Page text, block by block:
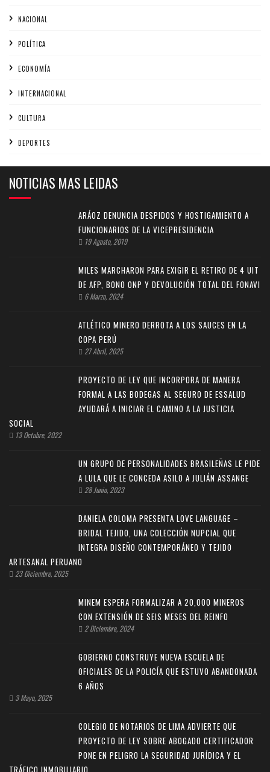
NACIONAL
POLÍTICA
ECONOMÍA
INTERNACIONAL
CULTURA
DEPORTES
NOTICIAS MAS LEIDAS
ARÁOZ DENUNCIA DESPIDOS Y HOSTIGAMIENTO A
FUNCIONARIOS DE LA VICEPRESIDENCIA
19 Agosto, 2019
MILES MARCHARON PARA EXIGIR EL RETIRO DE 4 UIT
DE AFP, BONO ONP Y DEVOLUCIÓN TOTAL DEL FONAVI
6 Marzo, 2024
ATLÉTICO MINERO DERROTA A LOS SAUCES EN LA
COPA PERÚ
27 Abril, 2025
PROYECTO DE LEY QUE INCORPORA DE MANERA
FORMAL A LAS BODEGAS AL SEGURO DE ESSALUD
AYUDARÁ A INICIAR EL CAMINO A LA JUSTICIA
SOCIAL
13 Octubre, 2022
UN GRUPO DE PERSONALIDADES BRASILEÑAS LE PIDE
A LULA QUE LE CONCEDA ASILO A JULIÁN ASSANGE
28 Junio, 2023
DANIELA COLOMA PRESENTA LOVE LANGUAGE –
BRIDAL TEJIDO, UNA COLECCIÓN NUPCIAL QUE
INTEGRA DISEÑO CONTEMPORÁNEO Y TEJIDO
ARTESANAL PERUANO
23 Diciembre, 2025
MINEM ESPERA FORMALIZAR A 20,000 MINEROS
CON EXTENSIÓN DE SEIS MESES DEL REINFO
2 Diciembre, 2024
GOBIERNO CONSTRUYE NUEVA ESCUELA DE
OFICIALES DE LA POLICÍA QUE ESTUVO ABANDONADA
6 AÑOS
3 Mayo, 2025
COLEGIO DE NOTARIOS DE LIMA ADVIERTE QUE
PROYECTO DE LEY SOBRE ABOGADO CERTIFICADOR
PONE EN PELIGRO LA SEGURIDAD JURÍDICA Y EL
TRÁFICO INMOBILIARIO